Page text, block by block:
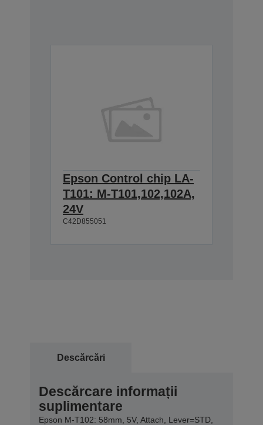
Epson Control chip LA-
T101: M-T101,102,102A,
24V
C42D855051
Descărcări
Descărcare informații
suplimentare
Epson M-T102: 58mm, 5V, Attach, Lever=STD,